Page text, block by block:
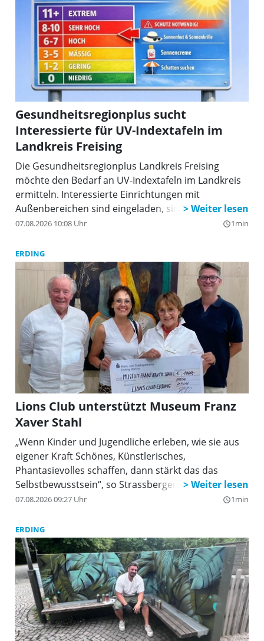
Gesundheitsregionplus sucht
Interessierte für UV-Indextafeln im
Landkreis Freising
Die Gesundheitsregionplus Landkreis Freising
möchte den Bedarf an UV-Indextafeln im Landkreis
ermitteln. Interessierte Einrichtungen mit
Außenbereichen sind eingeladen, sich zu melden.
07.08.2026 10:08 Uhr query_builder1min
ERDING
Lions Club unterstützt Museum Franz
Xaver Stahl
„Wenn Kinder und Jugendliche erleben, wie sie aus
eigener Kraft Schönes, Künstlerisches,
Phantasievolles schaffen, dann stärkt das das
Selbstbewusstsein“, so Strassberger.
07.08.2026 09:27 Uhr query_builder1min
ERDING